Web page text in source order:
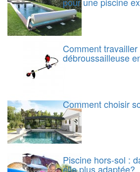
Comment
débroussailleuse
Comment choisir
Piscine hors-sol :
elle plus adaptée?